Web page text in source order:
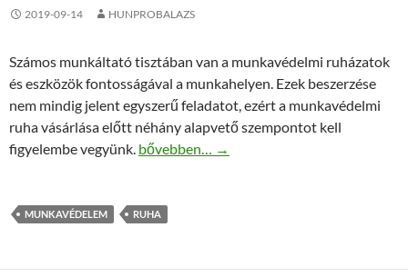
2019-09-14 HUNPROBALAZS
Számos munkáltató tisztában van a munkavédelmi ruházatok
és eszközök fontosságával a munkahelyen. Ezek beszerzése
nem mindig jelent egyszerű feladatot, ezért a munkavédelmi
ruha vásárlása előtt néhány alapvető szempontot kell
figyelembe vegyünk. A munkavédelmi ruha online vásárlása
bővebben… →
MUNKAVÉDELEM RUHA